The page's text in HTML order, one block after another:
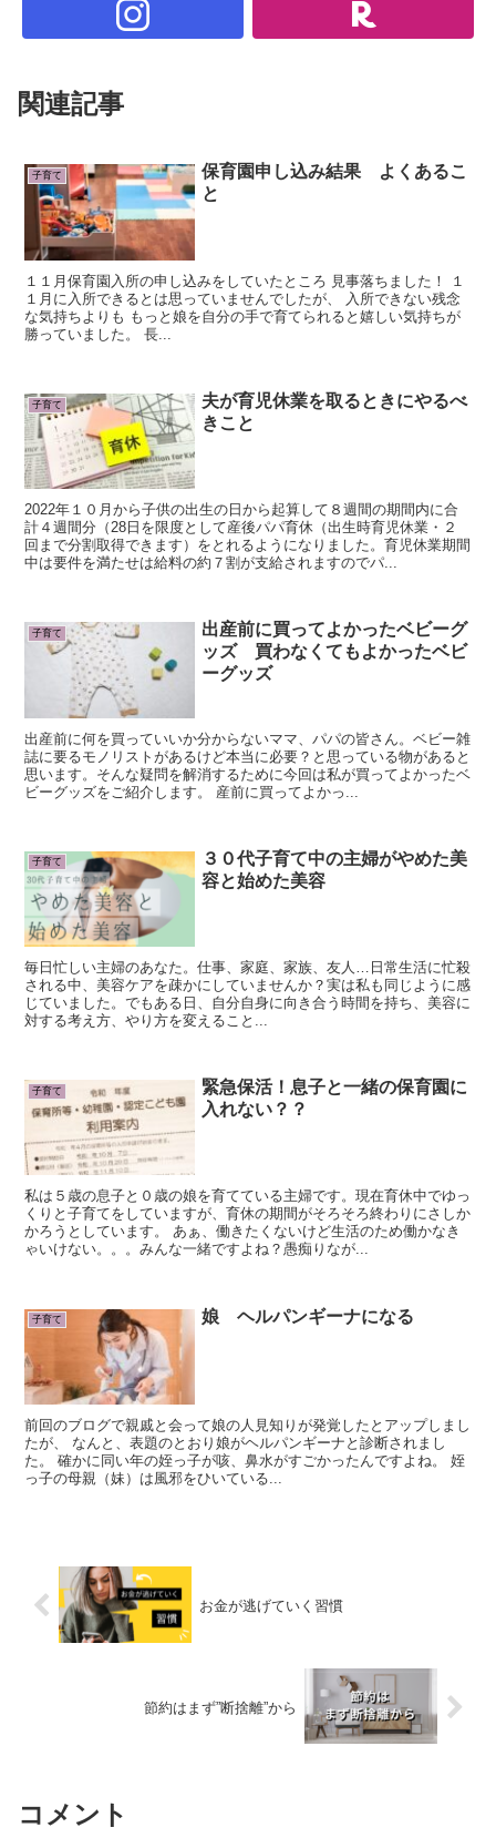
関連記事
子育て
保育園申し込み結果 よくあるこ
と
１１月保育園入所の申し込みをしていたところ 見事落ちました！ １
１月に入所できるとは思っていませんでしたが、 入所できない残念
な気持ちよりも もっと娘を自分の手で育てられると嬉しい気持ちが
勝っていました。 長...
子育て
夫が育児休業を取るときにやるべ
きこと
2022年１０月から子供の出生の日から起算して８週間の期間内に合
計４週間分（28日を限度として産後パパ育休（出生時育児休業・２
回まで分割取得できます）をとれるようになりました。育児休業期間
中は要件を満たせは給料の約７割が支給されますのでパ...
子育て
出産前に買ってよかったベビーグ
ッズ 買わなくてもよかったベビ
ーグッズ
出産前に何を買っていいか分からないママ、パパの皆さん。ベビー雑
誌に要るモノリストがあるけど本当に必要？と思っている物があると
思います。そんな疑問を解消するために今回は私が買ってよかったベ
ビーグッズをご紹介します。 産前に買ってよかっ...
子育て
３０代子育て中の主婦がやめた美
容と始めた美容
毎日忙しい主婦のあなた。仕事、家庭、家族、友人…日常生活に忙殺
される中、美容ケアを疎かにしていませんか？実は私も同じように感
じていました。でもある日、自分自身に向き合う時間を持ち、美容に
対する考え方、やり方を変えること...
子育て
緊急保活！息子と一緒の保育園に
入れない？？
私は５歳の息子と０歳の娘を育てている主婦です。現在育休中でゆっ
くりと子育てをしていますが、育休の期間がそろそろ終わりにさしか
かろうとしています。 あぁ、働きたくないけど生活のため働かなき
ゃいけない。。。みんな一緒ですよね？愚痴りなが...
子育て 娘 ヘルパンギーナになる
前回のブログで親戚と会って娘の人見知りが発覚したとアップしまし
たが、 なんと、表題のとおり娘がヘルパンギーナと診断されまし
た。 確かに同い年の姪っ子が咳、鼻水がすごかったんですよね。 姪
っ子の母親（妹）は風邪をひいている...
お金が逃げていく習慣
節約はまず”断捨離”から
コメント